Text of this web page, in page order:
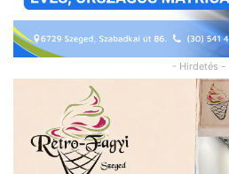
- Hirdetés -